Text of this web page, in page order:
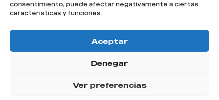
consentimiento, puede afectar negativamente a ciertas
características y funciones.
Aceptar
Denegar
Ver preferencias
YouTube